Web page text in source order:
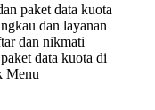
paket data kuota
dan layanan
dan nikmati
data kuota di
Menu